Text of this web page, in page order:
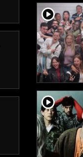
player2
player2